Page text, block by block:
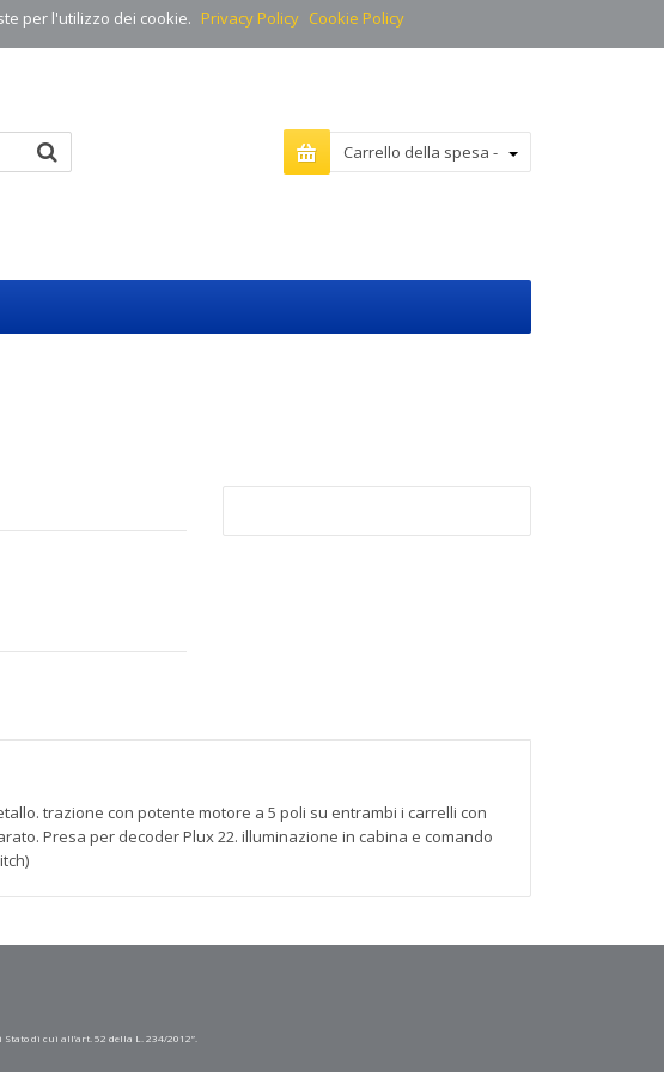
per l'utilizzo dei cookie. Privacy Policy Cookie Policy
Carrello della spesa -
trazione con potente motore a 5 poli su entrambi i carrelli con
Presa per decoder Plux 22. illuminazione in cabina e comando
di cui all’art. 52 della L. 234/2012”.